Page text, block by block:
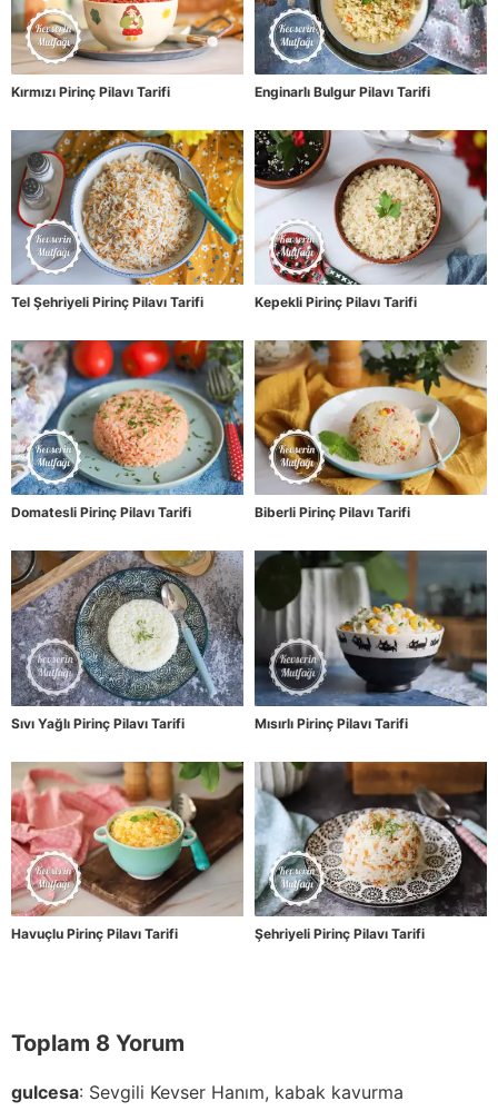
Kırmızı Pirinç Pilavı Tarifi Enginarlı Bulgur Pilavı Tarifi
Tel Şehriyeli Pirinç Pilavı Tarifi Kepekli Pirinç Pilavı Tarifi
Domatesli Pirinç Pilavı Tarifi Biberli Pirinç Pilavı Tarifi
Sıvı Yağlı Pirinç Pilavı Tarifi Mısırlı Pirinç Pilavı Tarifi
Havuçlu Pirinç Pilavı Tarifi Şehriyeli Pirinç Pilavı Tarifi
Toplam 8 Yorum
gulcesa: Sevgili Kevser Hanım, kabak kavurma